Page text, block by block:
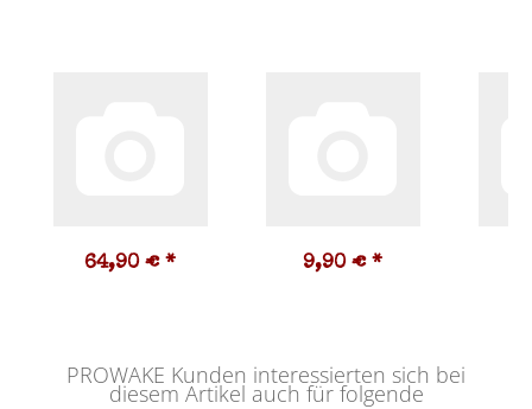
64,90 € * 9,90 € *
PROWAKE Kunden interessierten sich bei
diesem Artikel auch für folgende